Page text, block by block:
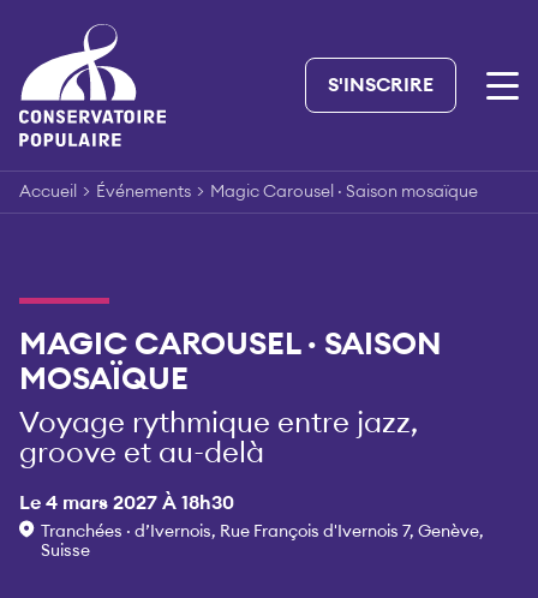
content
S'INSCRIRE
Accueil > Événements > Magic Carousel · Saison mosaïque
MAGIC CAROUSEL · SAISON
MOSAÏQUE
Voyage rythmique entre jazz,
groove et au-delà
Le 4 mars 2027 À 18h30
Tranchées · d’Ivernois, Rue François d'Ivernois 7, Genève,
Suisse